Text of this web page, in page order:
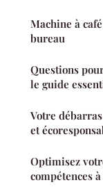
Machine à
bureau
Questions
le guide
Votre
et
Optimisez
compétences